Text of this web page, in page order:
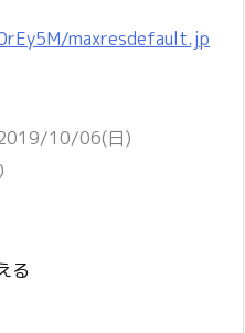
maxresdefault.jp
10/06(日)
る